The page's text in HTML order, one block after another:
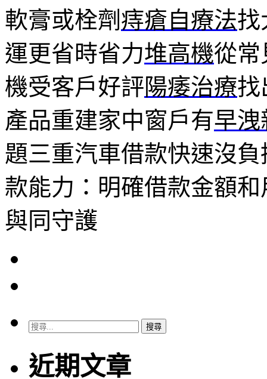
軟膏或栓劑 痔瘡自療法找
運更省時省力堆高機從常
機受客戶好評陽痿治療找
產品重建家中窗戶有早洩
題三重汽車借款快速沒負
款能力：明確借款金額和
與同守護
搜
關
鍵
近期文章